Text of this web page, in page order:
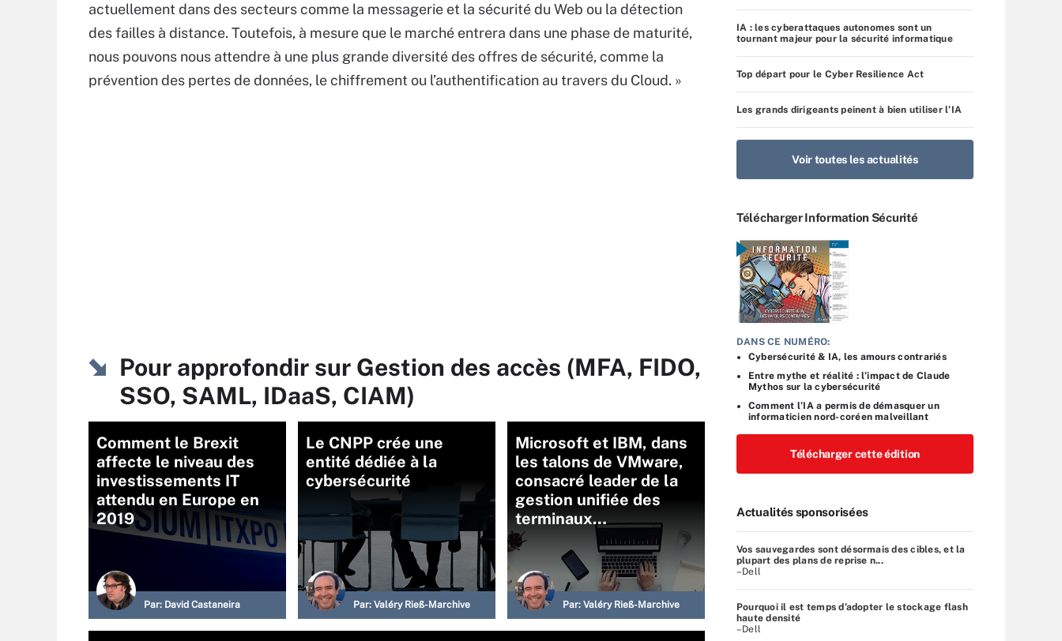
actuellement dans des secteurs comme la messagerie et la sécurité du Web ou la détection
des failles à distance. Toutefois, à mesure que le marché entrera dans une phase de maturité,
nous pouvons nous attendre à une plus grande diversité des offres de sécurité, comme la
prévention des pertes de données, le chiffrement ou l’authentification au travers du Cloud. »
Pour approfondir sur Gestion des accès (MFA, FIDO,
SSO, SAML, IDaaS, CIAM)
Comment le Brexit
affecte le niveau des
investissements IT
attendu en Europe en
2019
Par: David Castaneira
Le CNPP crée une
entité dédiée à la
cybersécurité
Par: Valéry Rieß-Marchive
Microsoft et IBM, dans
les talons de VMware,
consacré leader de la
gestion unifiée des
terminaux…
Par: Valéry Rieß-Marchive
IA : les cyberattaques autonomes sont un
tournant majeur pour la sécurité informatique
Top départ pour le Cyber Resilience Act
Les grands dirigeants peinent à bien utiliser l’IA
Voir toutes les actualités
Télécharger Information Sécurité
DANS CE NUMÉRO:
Cybersécurité & IA, les amours contrariés
Entre mythe et réalité : l’impact de Claude
Mythos sur la cybersécurité
Comment l’IA a permis de démasquer un
informaticien nord-coréen malveillant
Télécharger cette édition
Actualités sponsorisées
Vos sauvegardes sont désormais des cibles, et la
plupart des plans de reprise n...
–Dell
Pourquoi il est temps d’adopter le stockage flash
haute densité
–Dell